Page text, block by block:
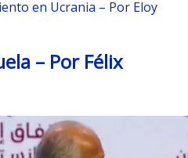
en Ucrania – Por Eloy
– Por Félix